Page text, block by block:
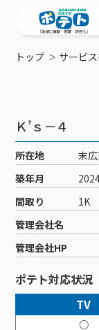
サービス提供エ
工事・配線に
新居をご検討中
ポテトを導入
物件情報
特典・キャン
おトクな割引サ
ご加入中の方
ご加入中のサ
WEBメール
サポートサービ
サポートサ
リモートコ
回線速度測
接続・設定
新着情報
メンテナンス・
ポテトからの
イベントカレン
サービス案内
サービス案内
ケーブルテレビ
ケーブルテ
チャンネル
料⾦プラン
NHK衛星受
機器⼀覧
インターネット
インターネ
料⾦プラン
Wi-Fiサー
ポテトホー
固定電話
固定電話ト
基本料⾦・
オプション
ポテトスマート
ポテトスマ
料⾦プラン
でんきトップ
コミチャン
お困りの方
会社案内
メンテナンス
障害情報
トップ サービ
Ｋ’ｓ－４
所在地
末
築年月
間取り
1K
管理会社名
管理会社HP
ポテト対応状況
TV
○